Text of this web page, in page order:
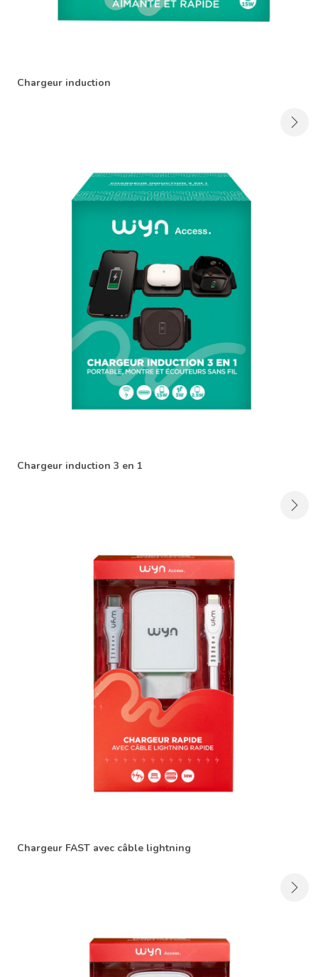
Chargeur induction
Chargeur induction 3 en 1
Chargeur FAST avec câble lightning